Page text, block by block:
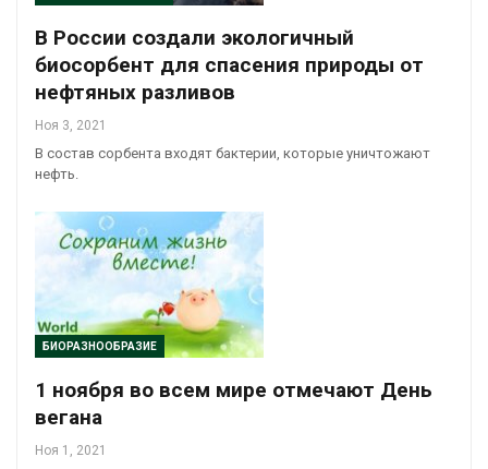
В России создали экологичный
биосорбент для спасения природы от
нефтяных разливов
Ноя 3, 2021
В состав сорбента входят бактерии, которые уничтожают
нефть.
БИОРАЗНООБРАЗИЕ
1 ноября во всем мире отмечают День
вегана
Ноя 1, 2021